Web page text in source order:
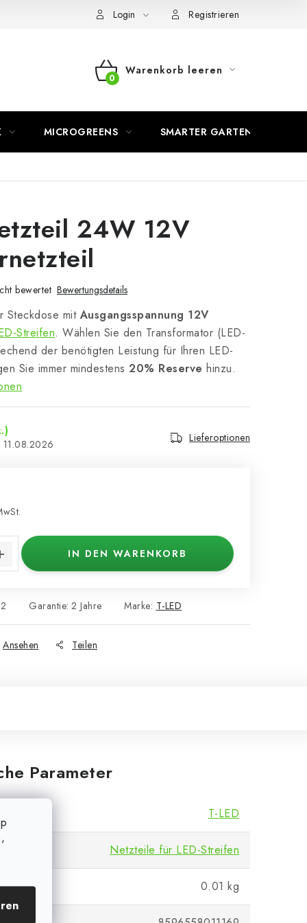
Login Registrieren
WARENKORB
Warenkorb leeren
MICROGREENS SMARTER GARTEN
24W 12V
bewertet Bewertungsdetails
Steckdose mit Ausgangsspannung 12V
Streifen. Wählen Sie den Transformator (LED-
der benötigten Leistung für Ihren LED-
Sie immer mindestens 20% Reserve hinzu.
11.08.2026
Lieferoptionen
IN DEN WARENKORB
Marke: T-LED
Garantie: 2 Jahre
Ansehen Teilen
Parameter
T-LED
Netzteile für LED-Streifen
0.01 kg